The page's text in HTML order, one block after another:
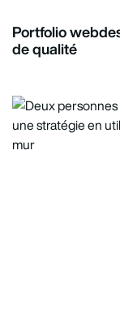
Portfolio
de qualité